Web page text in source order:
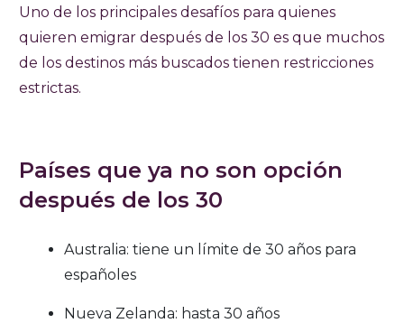
Uno de los principales desafíos para quienes
quieren emigrar después de los 30 es que muchos
de los destinos más buscados tienen restricciones
estrictas.
Países que ya no son opción
después de los 30
Australia: tiene un límite de 30 años para
españoles
Nueva Zelanda: hasta 30 años